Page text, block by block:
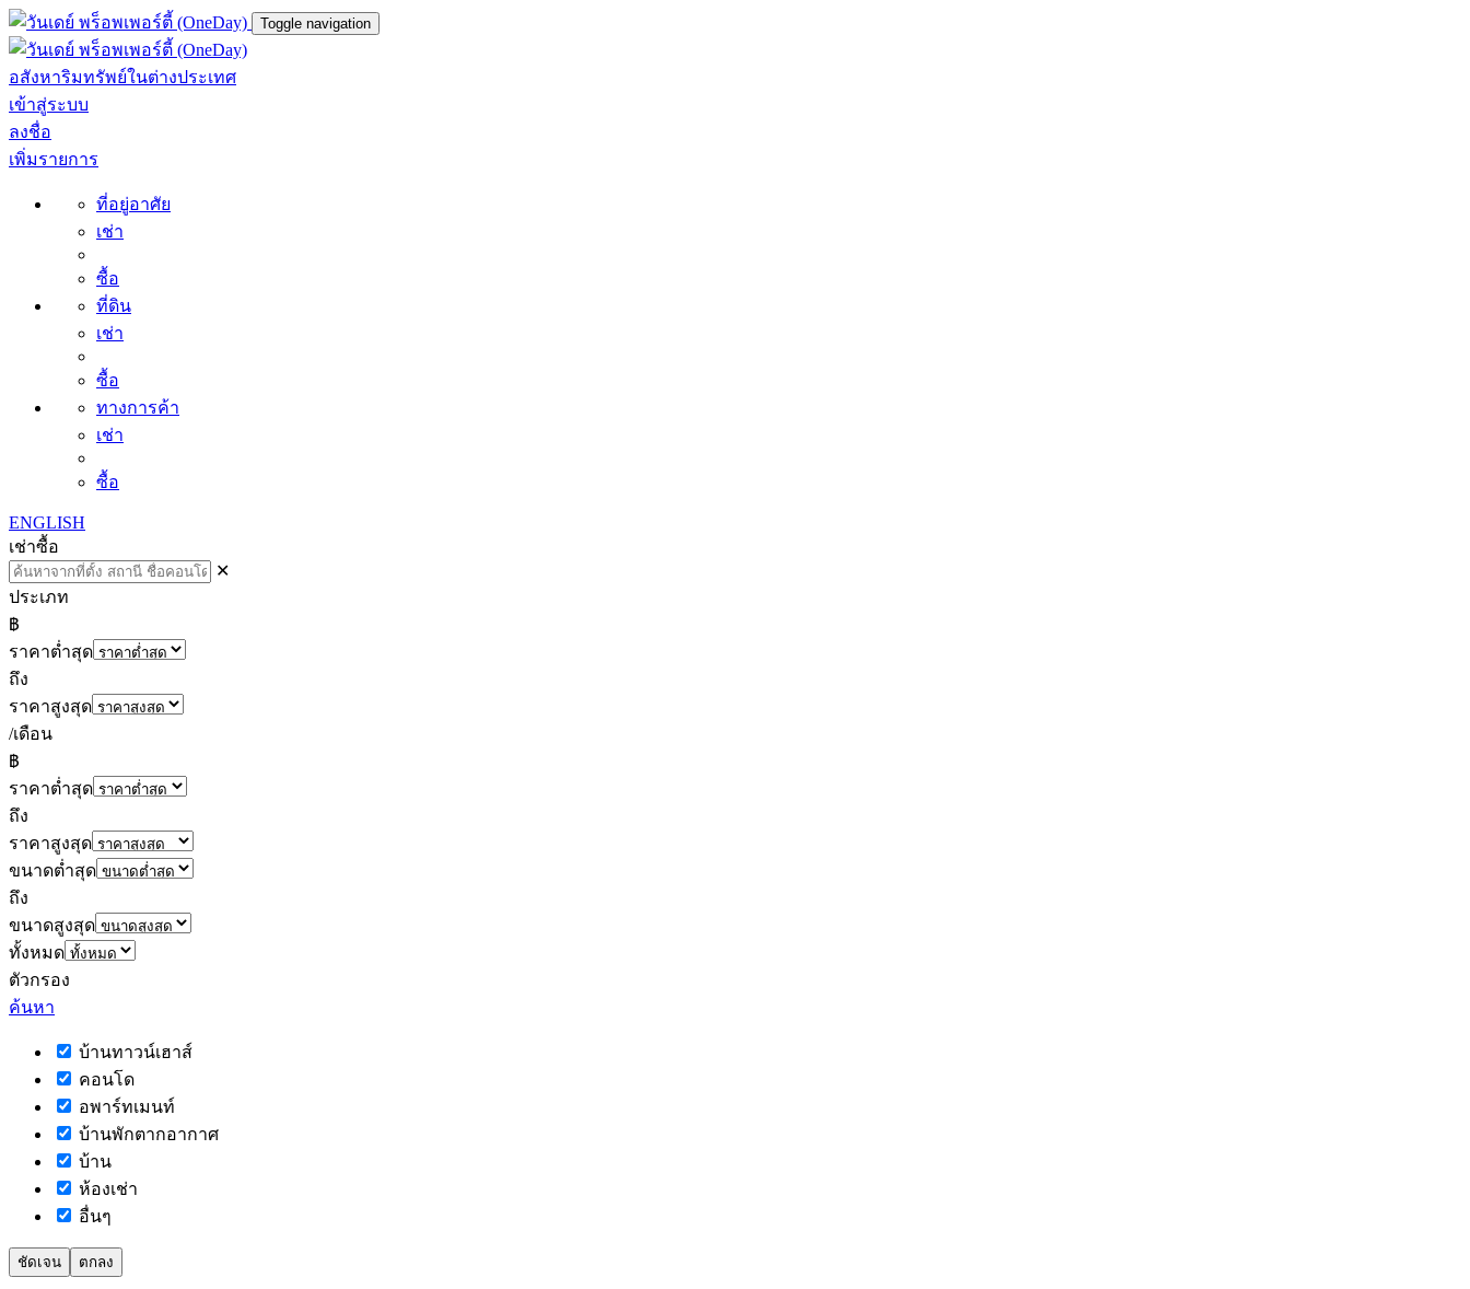
Toggle navigation
อสังหาริมทรัพย์ในต่างประเทศ
เข้าสู่ระบบ
ลงชื่อ
เพิ่มรายการ
ที่อยู่อาศัย
เช่า
ซื้อ
ที่ดิน
เช่า
ซื้อ
ทางการค้า
เช่า
ซื้อ
ENGLISH
เช่าซื้อ
✕
ประเภท
฿
ราคาต่ำสุด
ถึง
ราคาสูงสุด
/เดือน
฿
ราคาต่ำสุด
ถึง
ราคาสูงสุด
ขนาดต่ำสุด
ถึง
ขนาดสูงสุด
ทั้งหมด
ตัวกรอง
ค้นหา
บ้านทาวน์เฮาส์
คอนโด
อพาร์ทเมนท์
บ้านพักตากอากาศ
บ้าน
ห้องเช่า
อื่นๆ
ชัดเจน ตกลง